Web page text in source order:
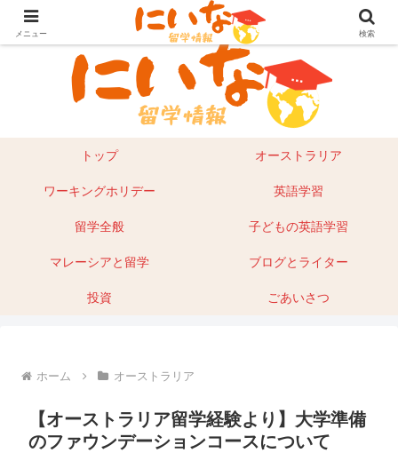
目指せ！英語留学｜オーストラリア留学やマレーシアもあり
トップ オーストラリア
ワーキングホリデー 英語学習
留学全般 子どもの英語学習
マレーシアと留学 ブログとライター
投資 ごあいさつ
ホーム オーストラリア
【オーストラリア留学経験より】大学準備
のファウンデーションコースについて
メニュー 検索